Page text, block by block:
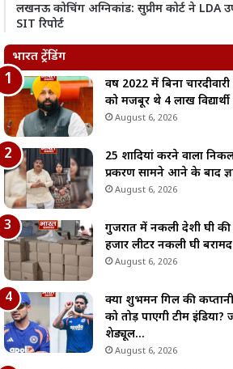
लखनऊ कोचिंग अग्निकांड: सुप्रीम कोर्ट ने LDA
SIT रिपोर्ट
भारत ट्रेंडिंग
वर्ष 2022 में बिना
को मजबूर थे 4 लाख विद्यार्थी
August 6, 2026
25 शादियां करने वाला
प्रकरण सामने आने के बाद
August 6, 2026
गुजरात में नकली देशी घी की
हजार लीटर नकली घी बरामद
August 6, 2026
क्या शुभमन गिल की
को तोड़ पाएगी टीम
शेड्यूल…
August 6, 2026